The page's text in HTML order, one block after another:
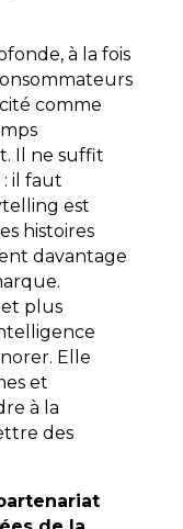
à la fois
comme
Il ne suffit
il faut
est
histoires
davantage
plus
Elle
et
à la
des